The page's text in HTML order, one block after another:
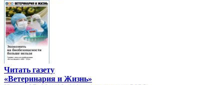
Читать газету
«Ветеринария и Жизнь»